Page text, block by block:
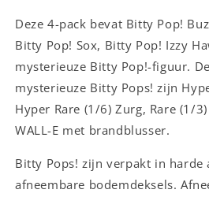
Deze 4-pack bevat Bitty Pop!
Bitty Pop! Sox, Bitty Pop! Izzy
mysterieuze Bitty Pop!-figuur.
mysterieuze Bitty Pops! zijn
Hyper Rare (1/6) Zurg, Rare (1/
WALL-E met brandblusser.
Bitty Pops! zijn verpakt in harde
afneembare bodemdeksels.